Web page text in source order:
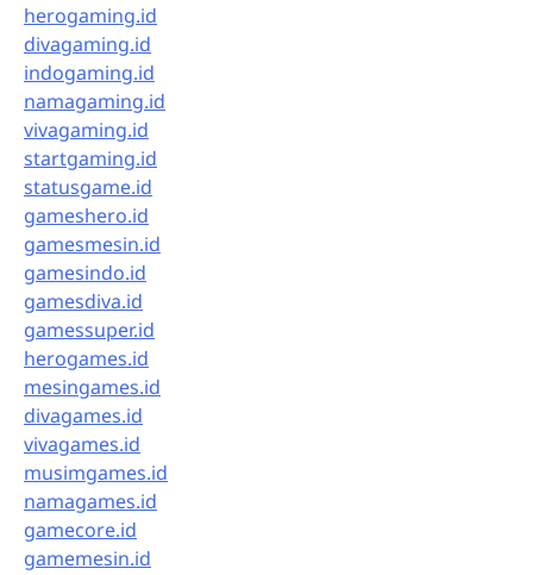
herogaming.id
divagaming.id
indogaming.id
namagaming.id
vivagaming.id
startgaming.id
statusgame.id
gameshero.id
gamesmesin.id
gamesindo.id
gamesdiva.id
gamessuper.id
herogames.id
mesingames.id
divagames.id
vivagames.id
musimgames.id
namagames.id
gamecore.id
gamemesin.id